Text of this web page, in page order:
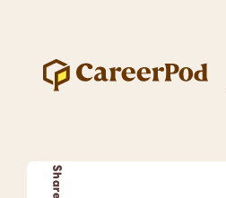
Share